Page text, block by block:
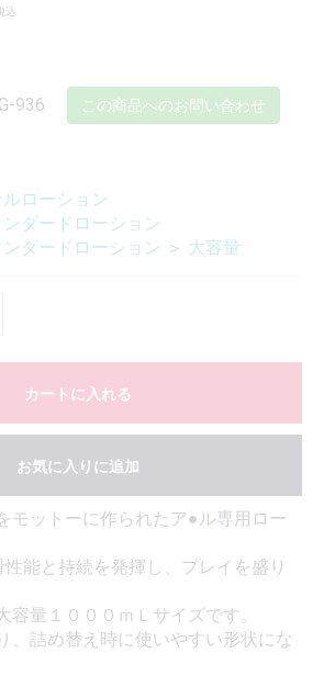
込
936 この商品へのお問い合わせ
ルローション
ンダードローション
ンダードローション ＞ 大容量
カートに入れる
お気に入りに追加
モットーに作られたア●ル専用ロー
能と持続を発揮し、プレイを盛り
容量１０００ｍＬサイズです。
、詰め替え時に使いやすい形状にな